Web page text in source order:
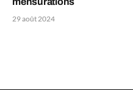
29 août 2024